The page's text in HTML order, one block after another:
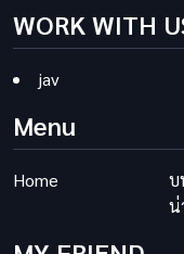
WORK WITH
jav
Menu
Home
บ
น่